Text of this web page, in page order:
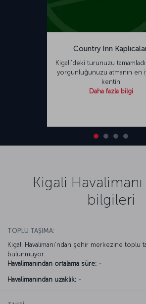
Country Inn
Kigali’deki turunuzu
yorgunluğunuzu atmanın en
kentin
Daha fazla bilgi
Kigali Havalimanı
bilgileri
TOPLU TAŞIMA:
Kigali Havalimanı’ndan şehir merkezine toplu
bulunmuyor.
Havalimanından ortalama süre: -
Havalimanından uzaklık: -